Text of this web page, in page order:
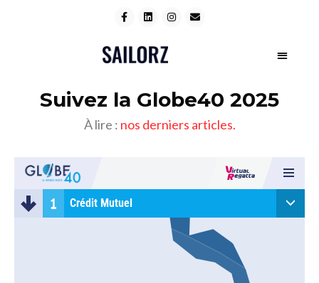
Suivez la Globe40 2025
À lire : nos derniers articles.